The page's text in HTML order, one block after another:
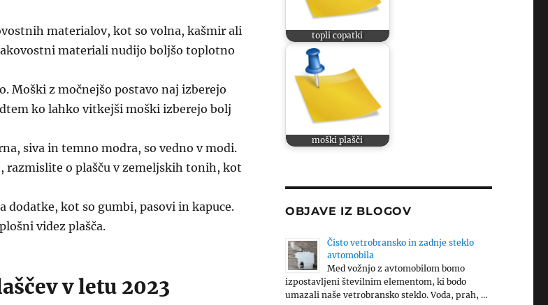
materialov, kot so volna, kašmir ali
materiali nudijo boljšo toplotno
Moški z močnejšo postavo naj izberejo
ko lahko vitkejši moški izberejo bolj
siva in temno modra, so vedno v modi.
razmislite o plašču v zemeljskih tonih, kot
dodatke, kot so gumbi, pasovi in kapuce.
videz plašča.
v letu 2023
topli copatki
moški plašči
OBJAVE IZ BLOGOV
Čisto vetrobransko in zadnje steklo
avtomobila
Med vožnjo z avtomobilom bomo
izpostavljeni številnim elementom, ki bodo
umazali naše vetrobransko steklo. Voda, prah, …